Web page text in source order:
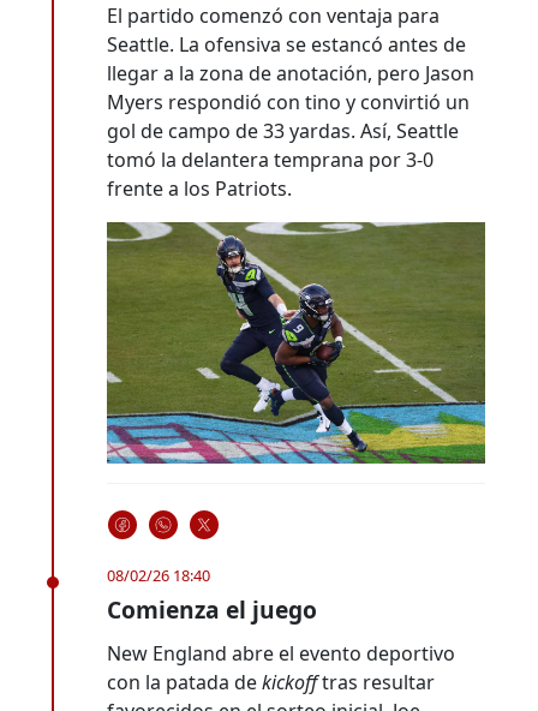
El partido comenzó con ventaja para
Seattle. La ofensiva se estancó antes de
llegar a la zona de anotación, pero Jason
Myers respondió con tino y convirtió un
gol de campo de 33 yardas. Así, Seattle
tomó la delantera temprana por 3-0
frente a los Patriots.
08/02/26 18:40
Comienza el juego
New England abre el evento deportivo
con la patada dekickofftras resultar